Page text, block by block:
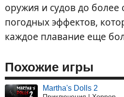
оружия и судов до более
погодных эффектов,
каждое плавание еще
Похожие игры
Martha's Dolls 2